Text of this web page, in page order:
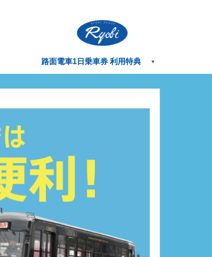
路面電車1日乗車券 利用特典